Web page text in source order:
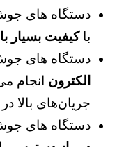
دستگاه ‌های
باکیفیت بسیار
دستگاه ‌های جوش
الکترون انجام
جریان‌های بالا
دستگاه‌ های جوش